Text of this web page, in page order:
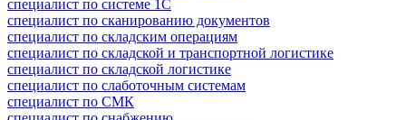
специалист по системе 1С
специалист по сканированию документов
специалист по складским операциям
специалист по складской и транспортной логистике
специалист по складской логистике
специалист по слаботочным системам
специалист по СМК